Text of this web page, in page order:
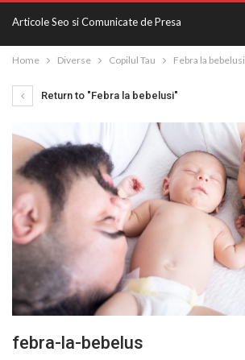
Articole Seo si Comunicate de Presa
Home Diverse Copilul Tau Febra la bebelusi
Return to "Febra la bebelusi"
febra-la-bebelus